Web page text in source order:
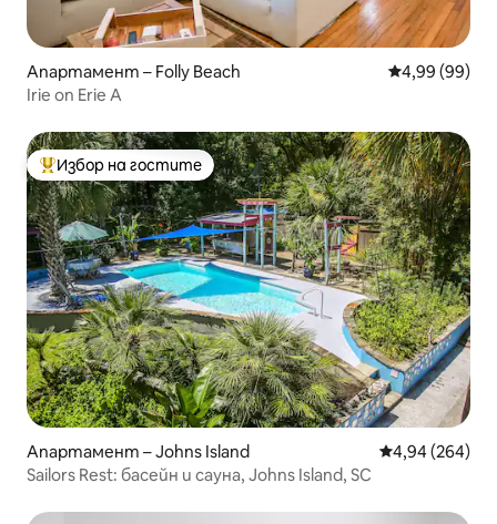
Апартамент – Folly Beach Средна
4,99 (99)
Irie on Erie A
Най-популярен избор на гостите
Избор на гостите
Апартамент – Johns Island Средна
4,94 (264)
Sailors Rest: басейн и сауна, Johns Island, SC